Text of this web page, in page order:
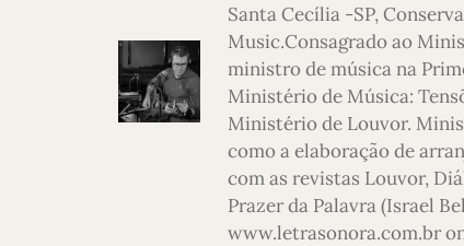
Santa Cecília -SP,
Music.Consagrado ao
ministro de música na
Ministério de Música:
Ministério de Louvor.
como a elaboração de
com as revistas Louvor,
Prazer da Palavra (Israel
www.letrasonora.com.br